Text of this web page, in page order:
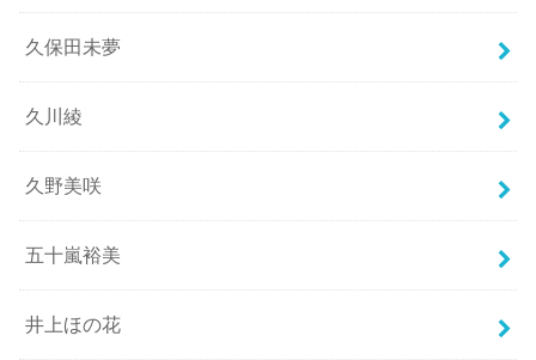
久保田未夢
久川綾
久野美咲
五十嵐裕美
井上ほの花